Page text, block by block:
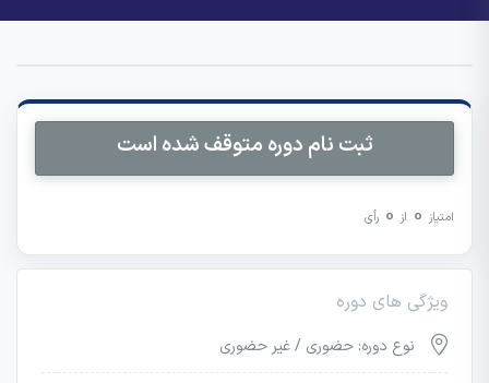
ثبت نام دوره متوقف شده است
امتیاز 0 از 0 رأی
ویژگی های دوره
نوع دوره: حضوری / غیر حضوری